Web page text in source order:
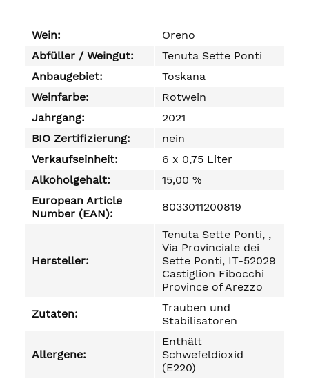
Wein:
Oreno
Abfüller / Weingut:
Tenuta Sette Ponti
Anbaugebiet:
Toskana
Weinfarbe:
Rotwein
Jahrgang:
2021
BIO Zertifizierung:
nein
Verkaufseinheit:
6 x 0,75 Liter
Alkoholgehalt:
15,00 %
European Article
Number (EAN):
8033011200819
Hersteller:
Tenuta Sette Ponti, ,
Via Provinciale dei
Sette Ponti, IT-52029
Castiglion Fibocchi
Province of Arezzo
Zutaten:
Trauben und
Stabilisatoren
Allergene:
Enthält
Schwefeldioxid
(E220)